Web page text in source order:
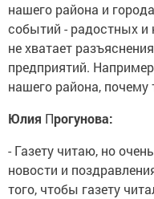
нашего района и
событий - радостных и
не хватает
предприятий.
нашего района, почему
Юлия Прогунова:
- Газету читаю, но
новости и
того, чтобы газету